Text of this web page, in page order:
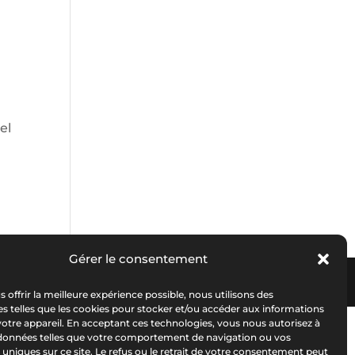
Gérer le consentement
offrir la meilleure expérience possible, nous utilisons des
telles que les cookies pour stocker et/ou accéder aux informations
appareil. En acceptant ces technologies, vous nous autorisez à
telles que votre comportement de navigation ou vos
sur ce site. Le refus ou le retrait de votre consentement peut